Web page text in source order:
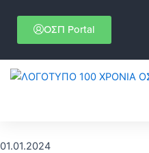
περιεχόμενο
ΟΣΠ Portal
01.01.2024